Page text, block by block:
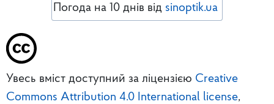
Погода на 10 днів від sinoptik.ua
Увесь вміст доступний за ліцензією Creative
Commons Attribution 4.0 International license,